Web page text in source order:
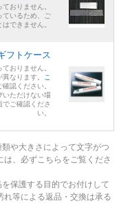
おりません。
いるため、ご
できません。
フトケース
おりません。
なります。 こ
確認ください。
ただけない場
ご確認くださ
い。
や大きさによって文字がつ
、必ずこちらをご覧くださ
保護する目的でお付けして
れ等による返品・交換は承る